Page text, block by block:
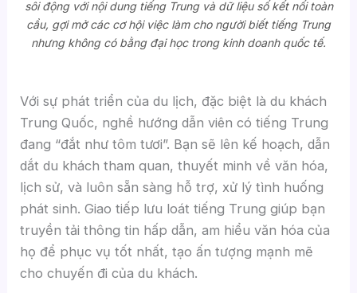
sôi động với nội dung tiếng Trung và dữ liệu số kết nối toàn
cầu, gợi mở các cơ hội việc làm cho người biết tiếng Trung
nhưng không có bằng đại học trong kinh doanh quốc tế.
Với sự phát triển của du lịch, đặc biệt là du khách
Trung Quốc, nghề hướng dẫn viên có tiếng Trung
đang “đắt như tôm tươi”. Bạn sẽ lên kế hoạch, dẫn
dắt du khách tham quan, thuyết minh về văn hóa,
lịch sử, và luôn sẵn sàng hỗ trợ, xử lý tình huống
phát sinh. Giao tiếp lưu loát tiếng Trung giúp bạn
truyền tải thông tin hấp dẫn, am hiểu văn hóa của
họ để phục vụ tốt nhất, tạo ấn tượng mạnh mẽ
cho chuyến đi của du khách.